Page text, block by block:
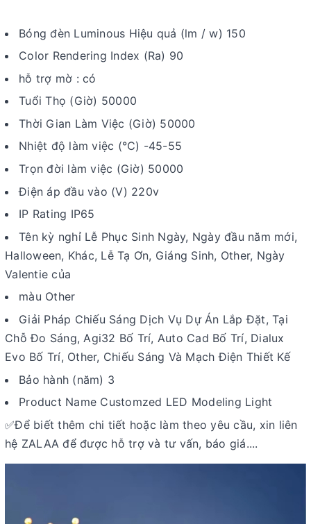
Bóng đèn Luminous Hiệu quả (lm / w) 150
Color Rendering Index (Ra) 90
hỗ trợ mờ : có
Tuổi Thọ (Giờ) 50000
Thời Gian Làm Việc (Giờ) 50000
Nhiệt độ làm việc (℃) -45-55
Trọn đời làm việc (Giờ) 50000
Điện áp đầu vào (V) 220v
IP Rating IP65
Tên kỳ nghỉ Lễ Phục Sinh Ngày, Ngày đầu năm mới,
Halloween, Khác, Lễ Tạ Ơn, Giáng Sinh, Other, Ngày
Valentie của
màu Other
Giải Pháp Chiếu Sáng Dịch Vụ Dự Án Lắp Đặt, Tại
Chỗ Đo Sáng, Agi32 Bố Trí, Auto Cad Bố Trí, Dialux
Evo Bố Trí, Other, Chiếu Sáng Và Mạch Điện Thiết Kế
Bảo hành (năm) 3
Product Name Customzed LED Modeling Light
✅Để biết thêm chi tiết hoặc làm theo yêu cầu, xin liên
hệ ZALAA để được hỗ trợ và tư vấn, báo giá....